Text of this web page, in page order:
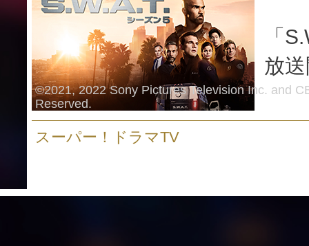
©2021, 2022 Sony Pictures Television Inc. and
Reserved.
「
放
スーパー！ドラマTV